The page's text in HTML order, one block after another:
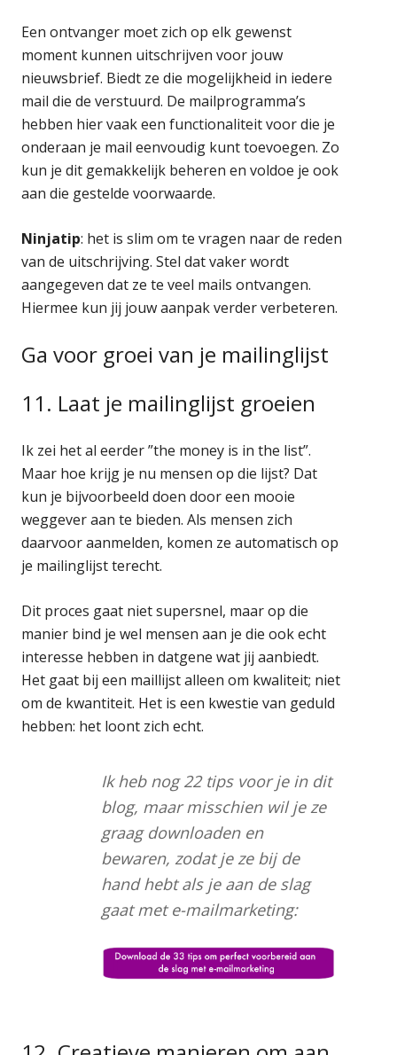
Een ontvanger moet zich op elk gewenst
moment kunnen uitschrijven voor jouw
nieuwsbrief. Biedt ze die mogelijkheid in iedere
mail die de verstuurd. De mailprogramma’s
hebben hier vaak een functionaliteit voor die je
onderaan je mail eenvoudig kunt toevoegen. Zo
kun je dit gemakkelijk beheren en voldoe je ook
aan die gestelde voorwaarde.
Ninjatip: het is slim om te vragen naar de reden
van de uitschrijving. Stel dat vaker wordt
aangegeven dat ze te veel mails ontvangen.
Hiermee kun jij jouw aanpak verder verbeteren.
Ga voor groei van je mailinglijst
11. Laat je mailinglijst groeien
Ik zei het al eerder ”the money is in the list”.
Maar hoe krijg je nu mensen op die lijst? Dat
kun je bijvoorbeeld doen door een mooie
weggever aan te bieden. Als mensen zich
daarvoor aanmelden, komen ze automatisch op
je mailinglijst terecht.
Dit proces gaat niet supersnel, maar op die
manier bind je wel mensen aan je die ook echt
interesse hebben in datgene wat jij aanbiedt.
Het gaat bij een maillijst alleen om kwaliteit; niet
om de kwantiteit. Het is een kwestie van geduld
hebben: het loont zich echt.
Ik heb nog 22 tips voor je in dit
blog, maar misschien wil je ze
graag downloaden en
bewaren, zodat je ze bij de
hand hebt als je aan de slag
gaat met e-mailmarketing: